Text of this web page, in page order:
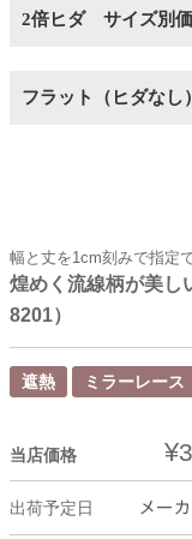
2倍ヒダ サイズ別価
フラット（ヒダなし
幅と丈を1cm刻みで指定
煌めく流線柄が美
8201）
遮熱 ミラーレース
当店価格 ¥
出荷予定日